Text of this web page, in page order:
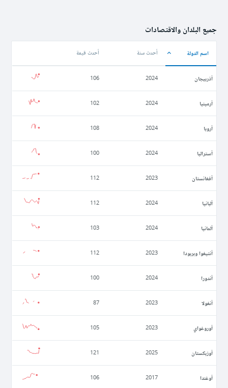
جميع البلدان والاقتصادات
اسم الدولة أحدث سنة أحدث قيمة
أذربيجان 2024
106
أرمينيا 2024
102
أروبا 2024
108
أستراليا 2024
100
أفغانستان 2023
112
ألبانيا 2024
112
ألمانيا 2024
103
أنتيغوا وبربودا 2023
112
أندورا 2024
100
أنغولا 2023
87
أوروغواي 2023
105
أوزبكستان 2025
121
أوغندا 2017
106